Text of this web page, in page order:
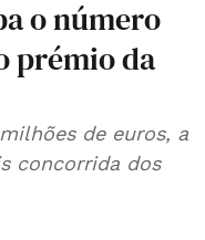
o número
prémio da
de euros, a
concorrida dos